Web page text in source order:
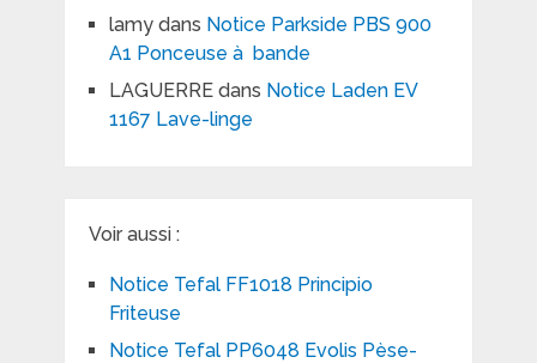
lamydans Notice Parkside PBS 900
A1 Ponceuse à bande
LAGUERREdans Notice Laden EV
1167 Lave-linge
Voir aussi :
Notice Tefal FF1018 Principio
Friteuse
Notice Tefal PP6048 Evolis Pèse-